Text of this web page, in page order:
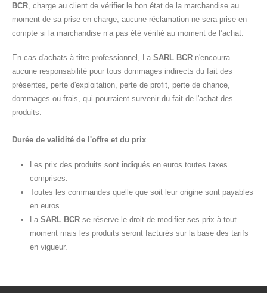
BCR , charge au client de vérifier le bon état de la marchandise au
moment de sa prise en charge, aucune réclamation ne sera prise en
compte si la marchandise n’a pas été vérifié au moment de l’achat.
En cas d'achats à titre professionnel, La SARL BCR n'encourra
aucune responsabilité pour tous dommages indirects du fait des
présentes, perte d'exploitation, perte de profit, perte de chance,
dommages ou frais, qui pourraient survenir du fait de l'achat des
produits.
Durée de validité de l'offre et du prix
Les prix des produits sont indiqués en euros toutes taxes
comprises.
Toutes les commandes quelle que soit leur origine sont payables
en euros.
La SARL BCRse réserve le droit de modifier ses prix à tout
moment mais les produits seront facturés sur la base des tarifs
en vigueur.